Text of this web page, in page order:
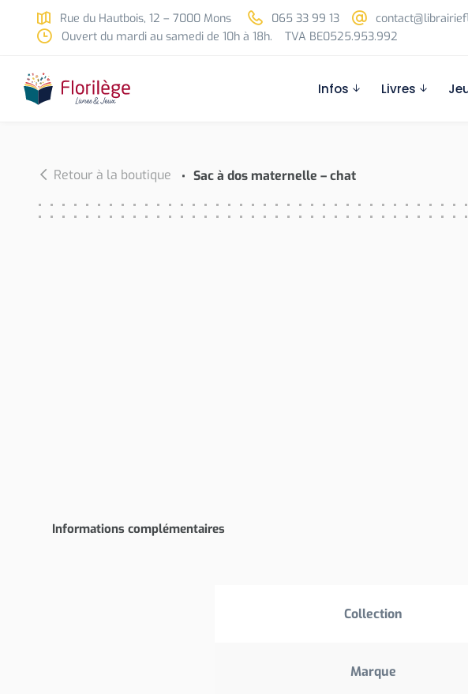
Skip to main content
Rue du Hautbois, 12 – 7000 Mons 065 33 99 13
Ouvert du mardi au samedi de 10h à 18h.
TVA BE0525.953.992
Infos Livres
Retour à la boutique Sac à dos maternelle – chat
Informations complémentaires
Collection
Marque